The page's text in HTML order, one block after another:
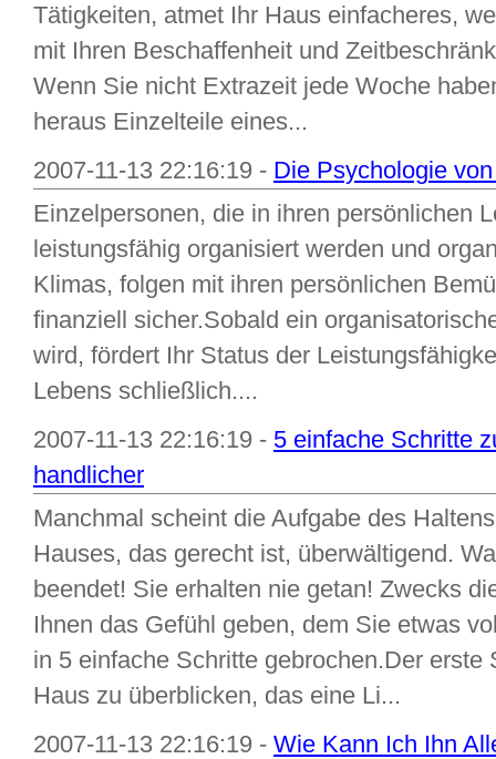
Tätigkeiten, atmet Ihr Haus einfacheres,
mit Ihren Beschaffenheit und
Wenn Sie nicht Extrazeit jede Woche
heraus Einzelteile eines...
2007-11-13 22:16:19 - Die Psychologie
Einzelpersonen, die in ihren persönlichen
leistungsfähig organisiert werden und
Klimas, folgen mit ihren persönlichen
finanziell sicher.Sobald ein
wird, fördert Ihr Status der
Lebens schließlich....
2007-11-13 22:16:19 - 5 einfache Schritte
handlicher
Manchmal scheint die Aufgabe des
Hauses, das gerecht ist, überwältigend.
beendet! Sie erhalten nie getan! Zwecks
Ihnen das Gefühl geben, dem Sie etwas
in 5 einfache Schritte gebrochen.Der
Haus zu überblicken, das eine Li...
2007-11-13 22:16:19 - Wie Kann Ich Ihn